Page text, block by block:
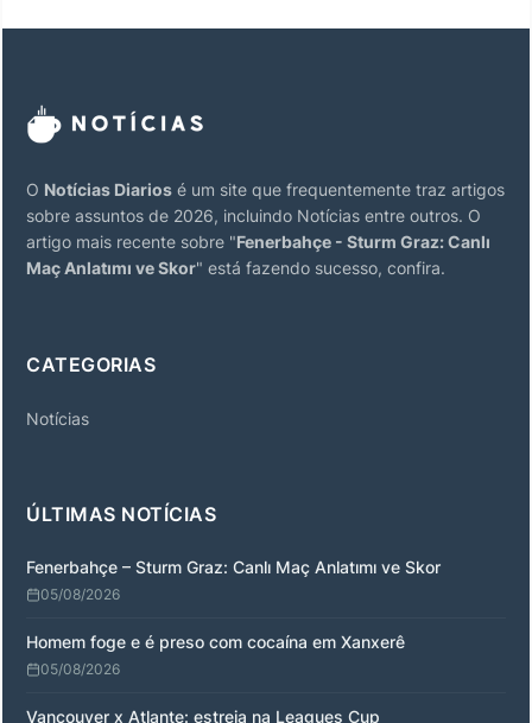
O Notícias Diarios é um site que frequentemente traz artigos
sobre assuntos de 2026, incluindo Notícias entre outros. O
artigo mais recente sobre "Fenerbahçe - Sturm Graz: Canlı
Maç Anlatımı ve Skor" está fazendo sucesso, confira.
CATEGORIAS
Notícias
ÚLTIMAS NOTÍCIAS
Fenerbahçe – Sturm Graz: Canlı Maç Anlatımı ve Skor
05/08/2026
Homem foge e é preso com cocaína em Xanxerê
05/08/2026
Vancouver x Atlante: estreia na Leagues Cup